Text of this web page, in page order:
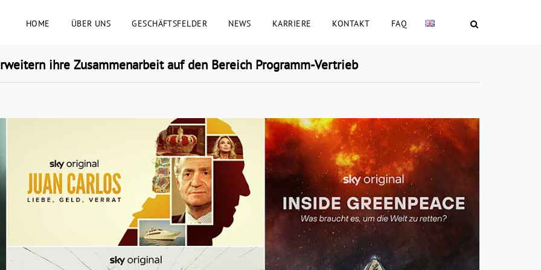
HOME ÜBER UNS GESCHÄFTSFELDER NEWS KARRIERE KONTAKT FAQ
ihre Zusammenarbeit auf den Bereich Programm-Vertrieb